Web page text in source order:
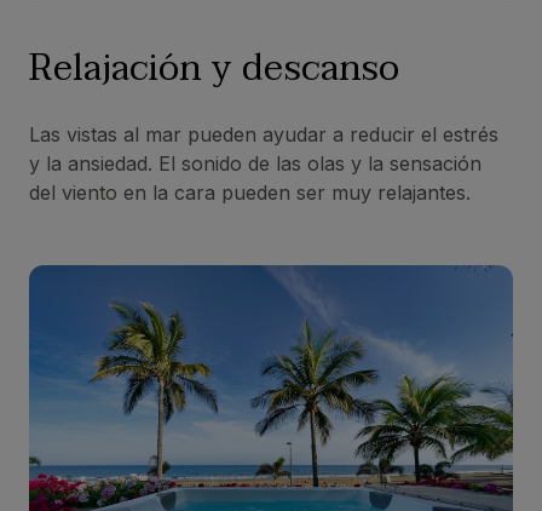
Relajación y descanso
Las vistas al mar pueden ayudar a reducir el estrés
y la ansiedad. El sonido de las olas y la sensación
del viento en la cara pueden ser muy relajantes.